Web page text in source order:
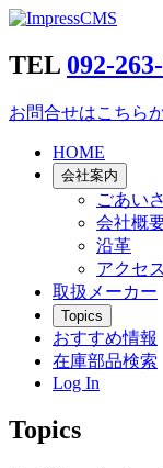
TEL 092-
お問合せはこちら
HOME
会社案内
ごあい
会社概
沿革
アクセス
取扱メーカー
Topics
おすすめ情報
在庫部品検索
Log In
Topics